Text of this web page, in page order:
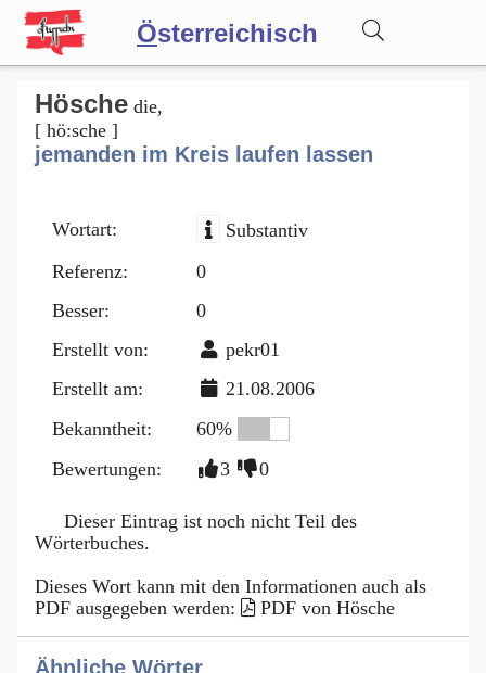
Österreichisch
Wörterbuch
Forum
Blog
Hösche die,
[ hö:sche ]
jemanden im Kreis laufen lassen
Wortart:
Substantiv
Referenz:
0
Besser:
0
Erstellt von:
pekr01
Erstellt am:
21.08.2006
Bekanntheit:
60%
Bewertungen:
3 0
Dieser Eintrag ist noch nicht Teil des
Wörterbuches.
Dieses Wort kann mit den Informationen auch als
PDF ausgegeben werden:
PDF von Hösche
Ähnliche Wörter